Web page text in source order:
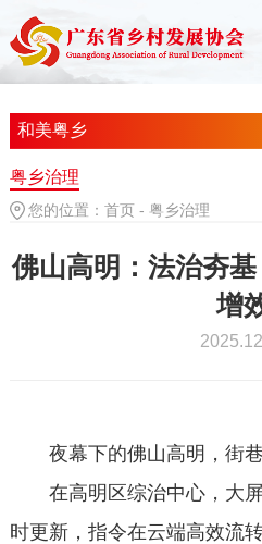
和美粤乡
粤乡治理
您的位置： 首页 - 粤乡治理
佛山高明：法治夯
增
夜幕下的佛山高明，街
在高明区综治中心，大屏
时更新，指令在云端高效流